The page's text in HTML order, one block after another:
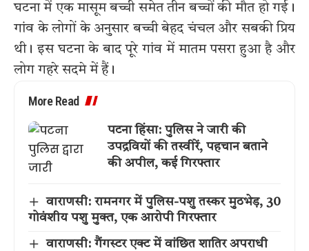
घटना में एक मासूम बच्ची समेत तीन बच्चों की मौत हो गई।
गांव के लोगों के अनुसार बच्ची बेहद चंचल और सबकी प्रिय
थी। इस घटना के बाद पूरे गांव में मातम पसरा हुआ है और
लोग गहरे सदमे में हैं।
More Read
पटना हिंसा: पुलिस ने जारी की
उपद्रवियों की तस्वीरें, पहचान बताने
की अपील, कई गिरफ्तार
वाराणसी: रामनगर में पुलिस-पशु तस्कर मुठभेड़, 30
गोवंशीय पशु मुक्त, एक आरोपी गिरफ्तार
वाराणसी: गैंगस्टर एक्ट में वांछित शातिर अपराधी